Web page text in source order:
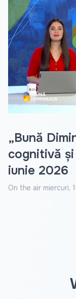
„Bună
cognitivă
iunie 2026
On the air miercuri,